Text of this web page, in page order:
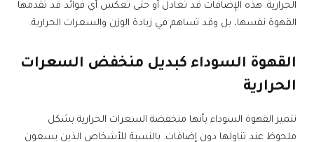
الحرارية. هذه الإضافات قد تعادل أو حتى تعكس أي فوائد قد تقدمها
القهوة نفسها، بل وقد تساهم في زيادة الوزن والسعرات الحرارية.
القهوة السوداء كبديل منخفض السعرات
الحرارية
تتميز القهوة السوداء بأنها منخفضة السعرات الحرارية بشكل
ملحوظ عند تناولها دون إضافات. بالنسبة للأشخاص الذين يسعون